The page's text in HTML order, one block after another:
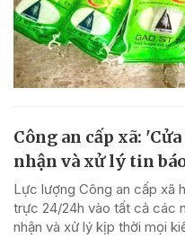
Công an cấp xã:
nhận và xử lý tin
Lực lượng Công an cấp xã
trực 24/24h vào tất cả các
nhận và xử lý kịp thời mọi